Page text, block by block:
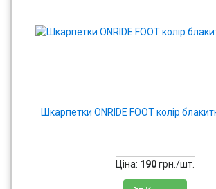
Шкарпетки ONRIDE FOOT колір
Ціна: 190грн./шт.